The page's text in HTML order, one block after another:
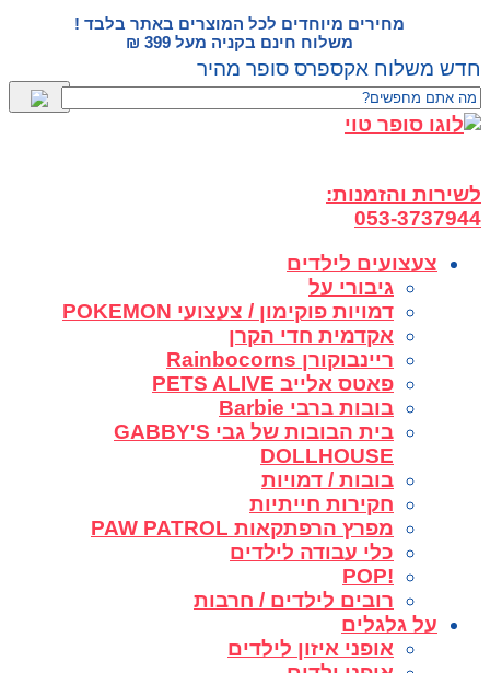
מחירים מיוחדים לכל המוצרים באתר בלבד !
משלוח חינם בקניה מעל 399 ₪
חדש משלוח אקספרס סופר מהיר
לשירות והזמנות:
053-3737944
צעצועים לילדים
גיבורי על
דמויות פוקימון / צעצועי POKEMON
אקדמית חדי הקרן
ריינבוקורן Rainbocorns
פאטס אלייב PETS ALIVE
בובות ברבי Barbie
בית הבובות של גבי GABBY'S
DOLLHOUSE
בובות / דמויות
חקירות חייתיות
מפרץ הרפתקאות PAW PATROL
כלי עבודה לילדים
!POP
רובים לילדים / חרבות
על גלגלים
אופני איזון לילדים